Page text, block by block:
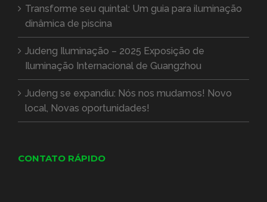
dinâmica de piscina
Judeng Iluminação – 2025 Exposição de
Iluminação Internacional de Guangzhou
Judeng se expandiu: Nós nos mudamos! Novo
local, Novas oportunidades!